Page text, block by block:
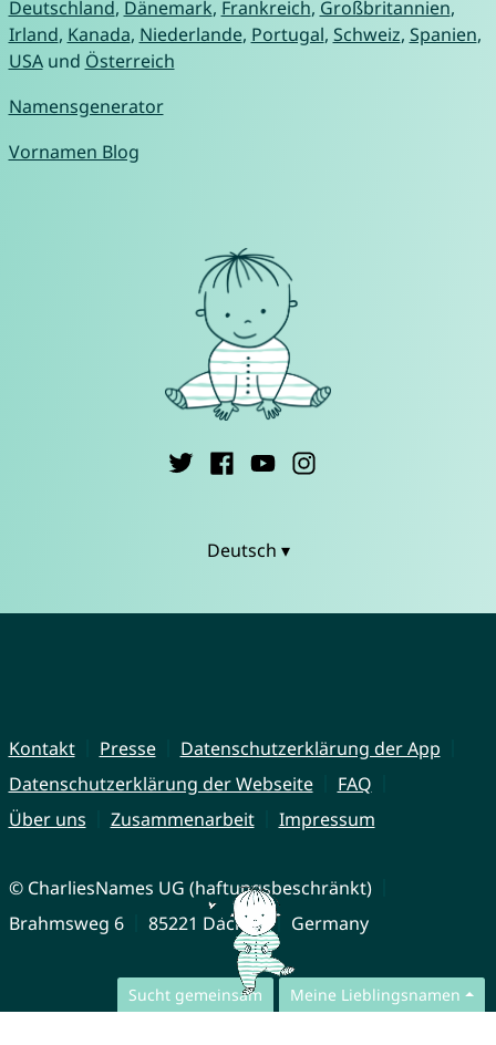
Sucht gemeinsam Meine Lieblingsnamen
Deutschland, Dänemark, Frankreich, Großbritannien,
Irland, Kanada, Niederlande, Portugal, Schweiz, Spanien,
USAund Österreich
Namensgenerator
Vornamen Blog
Deutsch ▾
Kontakt Presse
Datenschutzerklärung der App
Datenschutzerklärung der Webseite
FAQ
Über uns
Zusammenarbeit Impressum
© CharliesNames UG (haftungsbeschränkt)
Brahmsweg 6
85221 Dachau Germany